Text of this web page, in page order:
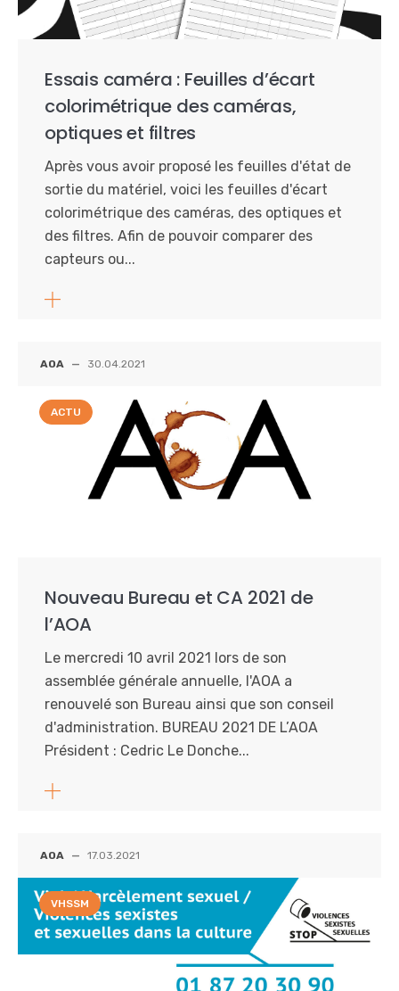
Essais caméra : Feuilles d’écart
colorimétrique des caméras,
optiques et filtres
Après vous avoir proposé les feuilles d'état de
sortie du matériel, voici les feuilles d'écart
colorimétrique des caméras, des optiques et
des filtres. Afin de pouvoir comparer des
capteurs ou...
AOA — 30.04.2021
ACTU
Nouveau Bureau et CA 2021 de
l’AOA
Le mercredi 10 avril 2021 lors de son
assemblée générale annuelle, l'AOA a
renouvelé son Bureau ainsi que son conseil
d'administration. BUREAU 2021 DE L’AOA
Président : Cedric Le Donche...
AOA — 17.03.2021
VHSSM